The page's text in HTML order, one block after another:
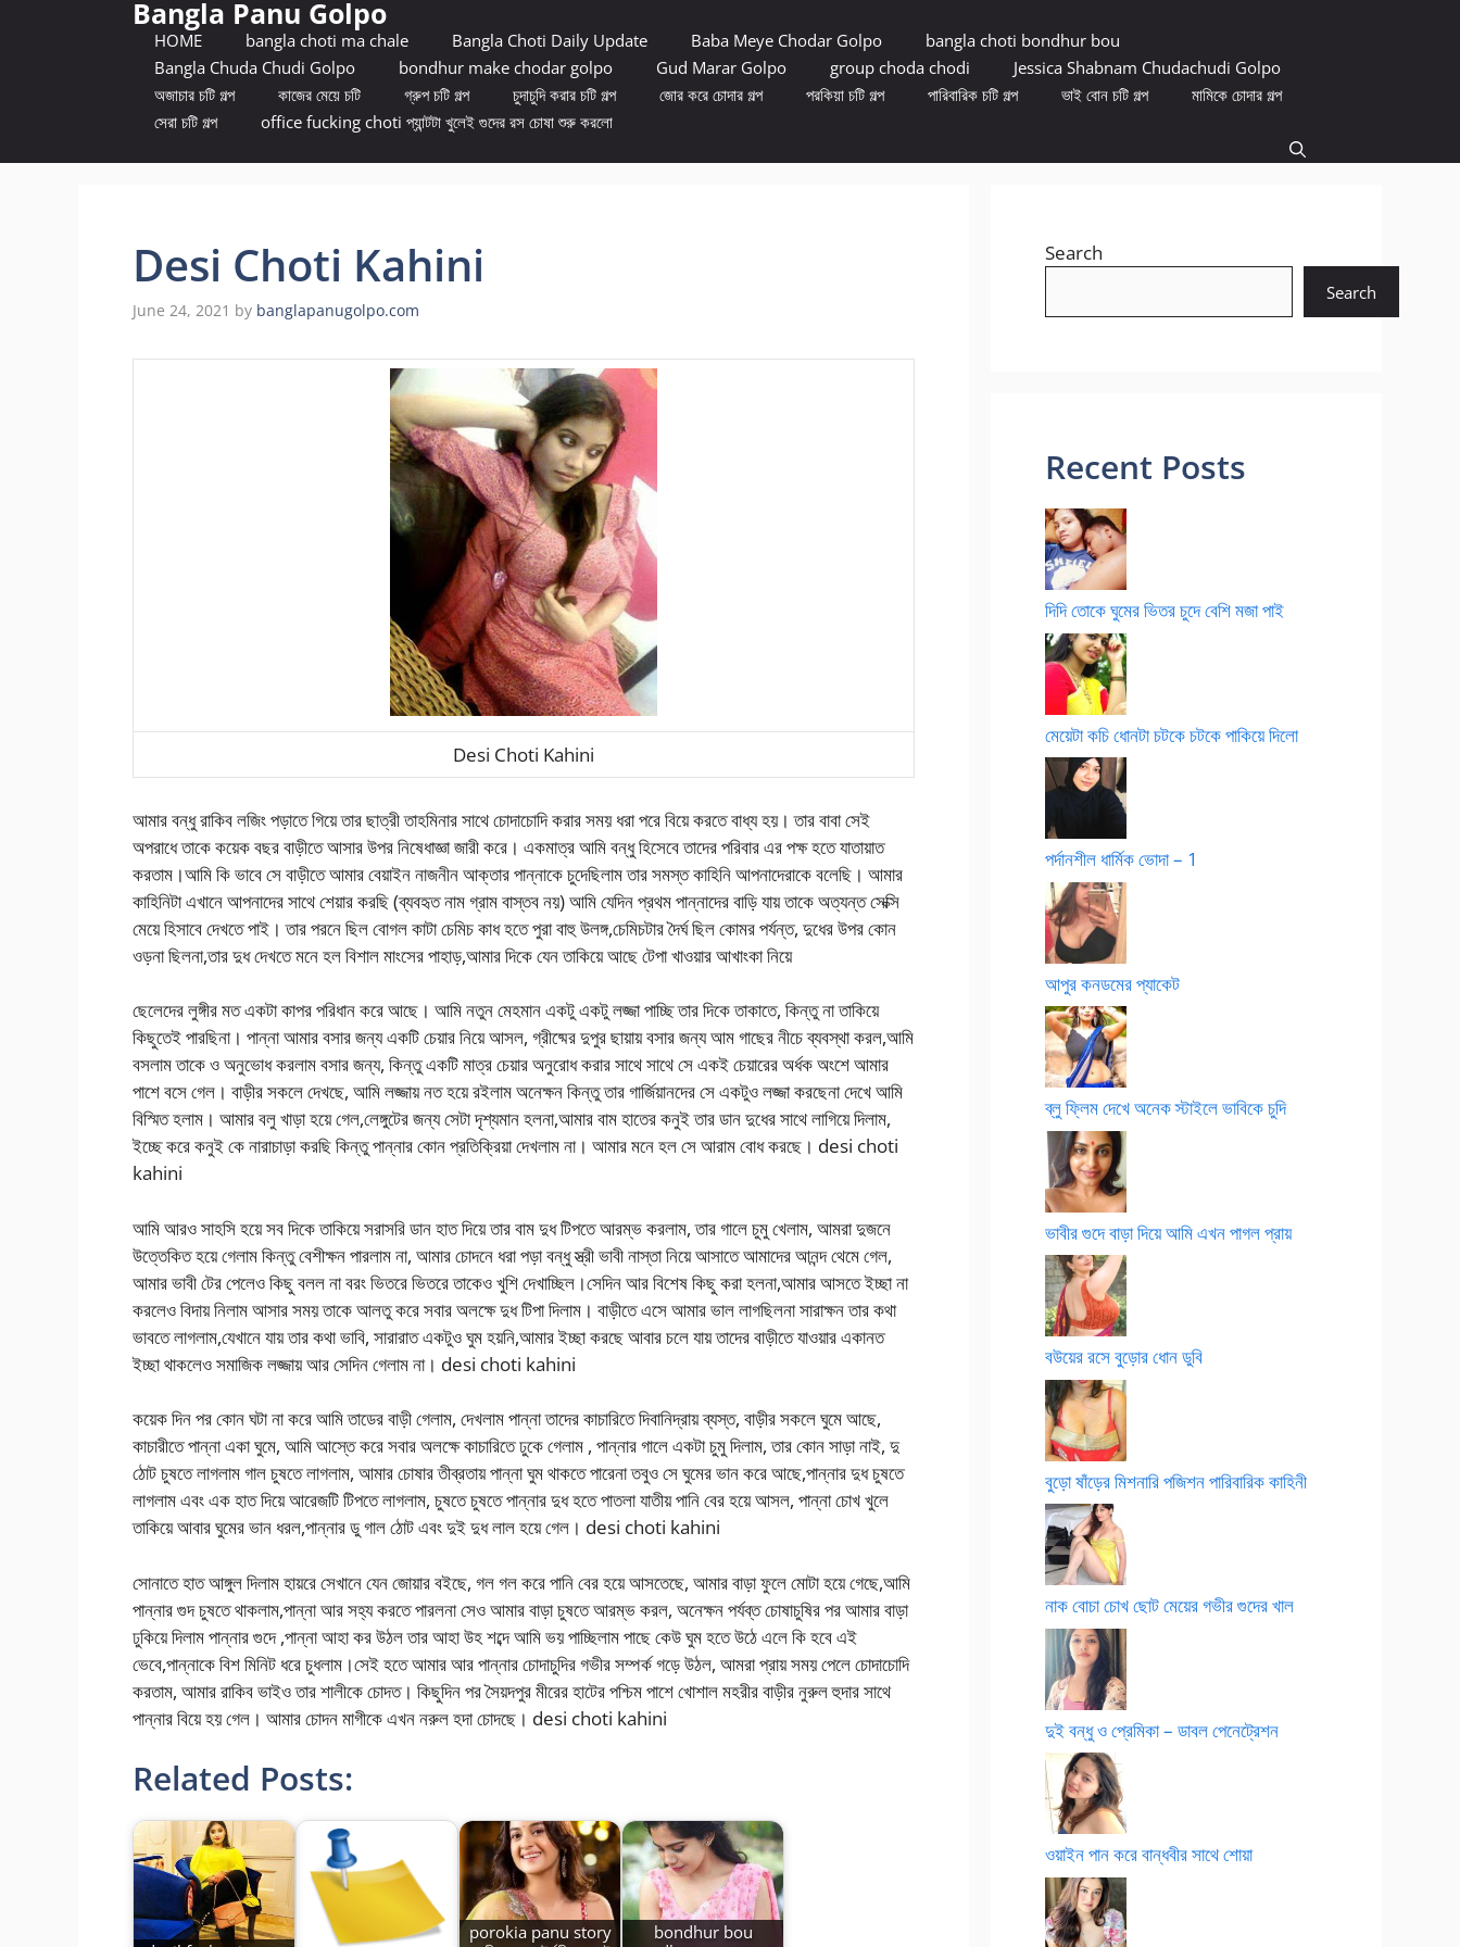
Bangla Panu Golpo
HOME bangla choti ma chale Bangla Choti Daily Update Baba Meye Chodar Golpo
bangla choti bondhur bou
Bangla Chuda Chudi Golpo
bondhur make chodar golpo Gud Marar Golpo group choda chodi
Jessica Shabnam Chudachudi Golpo
অজাচার চটি গল্প
কাজের মেয়ে চটি গ্রুপ চটি গল্প চুদাচুদি করার চটি গল্প জোর করে চোদার গল্প পরকিয়া চটি গল্প পারিবারিক চটি গল্প ভাই বোন চটি গল্প
মামিকে চোদার গল্প
সেরা চটি গল্প
office fucking choti প্যান্টটা খুলেই গুদের রস চোষা শুরু করলো
Desi Choti Kahini
June 24, 2021 by banglapanugolpo.com
Desi Choti Kahini
আমার বন্ধু রাকিব লজিং পড়াতে গিয়ে তার ছাত্রী তাহমিনার সাথে চোদাচোদি করার সময় ধরা পরে বিয়ে করতে বাধ্য হয়। তার বাবা সেই
অপরাধে তাকে কয়েক বছর বাড়ীতে আসার উপর নিষেধাজ্ঞা জারী করে। একমাত্র আমি বন্ধু হিসেবে তাদের পরিবার এর পক্ষ হতে যাতায়াত
করতাম।আমি কি ভাবে সে বাড়ীতে আমার বেয়াইন নাজনীন আক্তার পান্নাকে চুদেছিলাম তার সমস্ত কাহিনি আপনাদেরাকে বলেছি। আমার
কাহিনিটা এখানে আপনাদের সাথে শেয়ার করছি (ব্যবহৃত নাম গ্রাম বাস্তব নয়) আমি যেদিন প্রথম পান্নাদের বাড়ি যায় তাকে অত্যন্ত সেক্সি
মেয়ে হিসাবে দেখতে পাই। তার পরনে ছিল বোগল কাটা চেমিচ কাধ হতে পুরা বাহু উলঙ্গ,চেমিচটার দৈর্ঘ ছিল কোমর পর্যন্ত, দুধের উপর কোন
ওড়না ছিলনা,তার দুধ দেখতে মনে হল বিশাল মাংসের পাহাড়,আমার দিকে যেন তাকিয়ে আছে টেপা খাওয়ার আখাংকা নিয়ে
ছেলেদের লুঙ্গীর মত একটা কাপর পরিধান করে আছে। আমি নতুন মেহমান একটু একটু লজ্জা পাচ্ছি তার দিকে তাকাতে, কিন্তু না তাকিয়ে
কিছুতেই পারছিনা। পান্না আমার বসার জন্য একটি চেয়ার নিয়ে আসল, গ্রীষ্মের দুপুর ছায়ায় বসার জন্য আম গাছের নীচে ব্যবস্থা করল,আমি
বসলাম তাকে ও অনুভোধ করলাম বসার জন্য, কিন্তু একটি মাত্র চেয়ার অনুরোধ করার সাথে সাথে সে একই চেয়ারের অর্ধক অংশে আমার
পাশে বসে গেল। বাড়ীর সকলে দেখছে, আমি লজ্জায় নত হয়ে রইলাম অনেক্ষন কিন্তু তার গার্জিয়ানদের সে একটুও লজ্জা করছেনা দেখে আমি
বিস্মিত হলাম। আমার বলু খাড়া হয়ে গেল,লেঙ্গুটের জন্য সেটা দৃশ্যমান হলনা,আমার বাম হাতের কনুই তার ডান দুধের সাথে লাগিয়ে দিলাম,
ইচ্ছে করে কনুই কে নারাচাড়া করছি কিন্তু পান্নার কোন প্রতিক্রিয়া দেখলাম না। আমার মনে হল সে আরাম বোধ করছে। desi choti
kahini
আমি আরও সাহসি হয়ে সব দিকে তাকিয়ে সরাসরি ডান হাত দিয়ে তার বাম দুধ টিপতে আরম্ভ করলাম, তার গালে চুমু খেলাম, আমরা দুজনে
উত্তেকিত হয়ে গেলাম কিন্তু বেশীক্ষন পারলাম না, আমার চোদনে ধরা পড়া বন্ধু স্ত্রী ভাবী নাস্তা নিয়ে আসাতে আমাদের আনন্দ থেমে গেল,
আমার ভাবী টের পেলেও কিছু বলল না বরং ভিতরে ভিতরে তাকেও খুশি দেখাচ্ছিল।সেদিন আর বিশেষ কিছু করা হলনা,আমার আসতে ইচ্ছা না
করলেও বিদায় নিলাম আসার সময় তাকে আলতু করে সবার অলক্ষে দুধ টিপা দিলাম। বাড়ীতে এসে আমার ভাল লাগছিলনা সারাক্ষন তার কথা
ভাবতে লাগলাম,যেখানে যায় তার কথা ভাবি, সারারাত একটুও ঘুম হয়নি,আমার ইচ্ছা করছে আবার চলে যায় তাদের বাড়ীতে যাওয়ার একানত
ইচ্ছা থাকলেও সমাজিক লজ্জায় আর সেদিন গেলাম না। desi choti kahini
কয়েক দিন পর কোন ঘটা না করে আমি তাডের বাড়ী গেলাম, দেখলাম পান্না তাদের কাচারিতে দিবানিদ্রায় ব্যস্ত, বাড়ীর সকলে ঘুমে আছে,
কাচারীতে পান্না একা ঘুমে, আমি আস্তে করে সবার অলক্ষে কাচারিতে ঢুকে গেলাম , পান্নার গালে একটা চুমু দিলাম, তার কোন সাড়া নাই, দু
ঠোট চুষতে লাগলাম গাল চুষতে লাগলাম, আমার চোষার তীব্রতায় পান্না ঘুম থাকতে পারেনা তবুও সে ঘুমের ভান করে আছে,পান্নার দুধ চুষতে
লাগলাম এবং এক হাত দিয়ে আরেজটি টিপতে লাগলাম, চুষতে চুষতে পান্নার দুধ হতে পাতলা যাতীয় পানি বের হয়ে আসল, পান্না চোখ খুলে
তাকিয়ে আবার ঘুমের ভান ধরল,পান্নার ডু গাল ঠোট এবং দুই দুধ লাল হয়ে গেল। desi choti kahini
সোনাতে হাত আঙ্গুল দিলাম হায়রে সেখানে যেন জোয়ার বইছে, গল গল করে পানি বের হয়ে আসতেছে, আমার বাড়া ফুলে মোটা হয়ে গেছে,আমি
পান্নার গুদ চুষতে থাকলাম,পান্না আর সহ্য করতে পারলনা সেও আমার বাড়া চুষতে আরম্ভ করল, অনেক্ষন পর্যব্ত চোষাচুষির পর আমার বাড়া
ঢুকিয়ে দিলাম পান্নার গুদে ,পান্না আহা কর উঠল তার আহা উহ শব্দে আমি ভয় পাচ্ছিলাম পাছে কেউ ঘুম হতে উঠে এলে কি হবে এই
ভেবে,পান্নাকে বিশ মিনিট ধরে চুধলাম।সেই হতে আমার আর পান্নার চোদাচুদির গভীর সম্পর্ক গড়ে উঠল, আমরা প্রায় সময় পেলে চোদাচোদি
করতাম, আমার রাকিব ভাইও তার শালীকে চোদত। কিছুদিন পর সৈয়দপুর মীরের হাটের পশ্চিম পাশে খোশাল মহরীর বাড়ীর নুরুল হুদার সাথে
পান্নার বিয়ে হয় গেল। আমার চোদন মাগীকে এখন নরুল হদা চোদছে। desi choti kahini
Related Posts:
porokia panu story
bondhur bou
Search
Search
Recent Posts
দিদি তোকে ঘুমের ভিতর চুদে বেশি মজা পাই
মেয়েটা কচি ধোনটা চটকে চটকে পাকিয়ে দিলো
পর্দানশীল ধার্মিক ভোদা – 1
আপুর কনডমের প্যাকেট
ব্লু ফ্লিম দেখে অনেক স্টাইলে ভাবিকে চুদি
ভাবীর গুদে বাড়া দিয়ে আমি এখন পাগল প্রায়
বউয়ের রসে বুড়োর ধোন ডুবি
বুড়ো ষাঁড়ের মিশনারি পজিশন পারিবারিক কাহিনী
নাক বোচা চোখ ছোট মেয়ের গভীর গুদের খাল
দুই বন্ধু ও প্রেমিকা – ডাবল পেনেট্রেশন
ওয়াইন পান করে বান্ধবীর সাথে শোয়া